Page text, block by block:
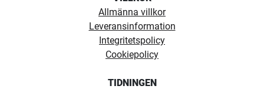
Allmänna villkor
Leveransinformation
Integritetspolicy
Cookiepolicy
TIDNINGEN